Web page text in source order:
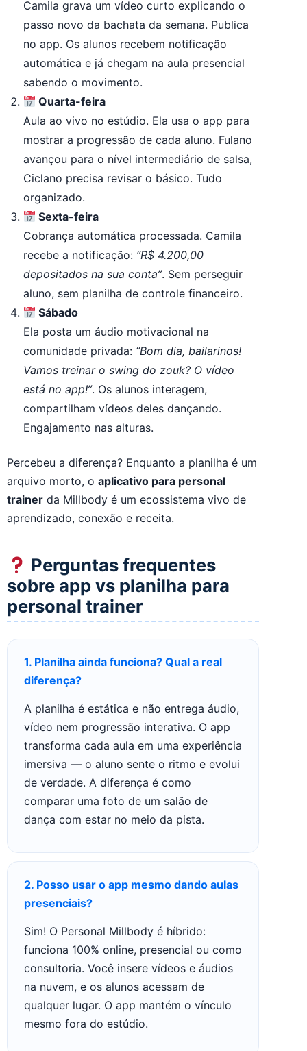
Camila grava um vídeo curto explicando o
passo novo da bachata da semana. Publica
no app. Os alunos recebem notificação
automática e já chegam na aula presencial
sabendo o movimento.
Quarta-feira
Aula ao vivo no estúdio. Ela usa o app para
mostrar a progressão de cada aluno. Fulano
avançou para o nível intermediário de salsa,
Ciclano precisa revisar o básico. Tudo
organizado.
Sexta-feira
Cobrança automática processada. Camila
recebe a notificação: “R$ 4.200,00
depositados na sua conta”. Sem perseguir
aluno, sem planilha de controle financeiro.
Sábado
Ela posta um áudio motivacional na
comunidade privada: “Bom dia, bailarinos!
Vamos treinar o swing do zouk? O vídeo
está no app!”. Os alunos interagem,
compartilham vídeos deles dançando.
Engajamento nas alturas.
Percebeu a diferença? Enquanto a planilha é um
arquivo morto, o aplicativo para personal
trainer da Millbody é um ecossistema vivo de
aprendizado, conexão e receita.
Perguntas frequentes
sobre app vs planilha para
personal trainer
1. Planilha ainda funciona? Qual a real
diferença?
A planilha é estática e não entrega áudio,
vídeo nem progressão interativa. O app
transforma cada aula em uma experiência
imersiva — o aluno sente o ritmo e evolui
de verdade. A diferença é como
comparar uma foto de um salão de
dança com estar no meio da pista.
2. Posso usar o app mesmo dando aulas
presenciais?
Sim! O Personal Millbody é híbrido:
funciona 100% online, presencial ou como
consultoria. Você insere vídeos e áudios
na nuvem, e os alunos acessam de
qualquer lugar. O app mantém o vínculo
mesmo fora do estúdio.